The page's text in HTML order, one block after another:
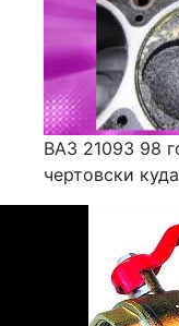
ВАЗ 21093 98
чертовски